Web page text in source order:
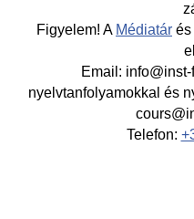
Figyelem! A Médiatár és
Email:
nyelvtanfolyamokkal és
Telefon: